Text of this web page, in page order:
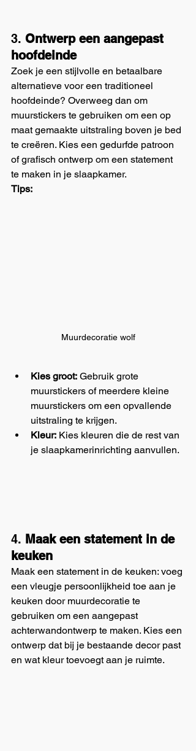
3. Ontwerp een aangepast
hoofdeinde
Zoek je een stijlvolle en betaalbare
alternatieve voor een traditioneel
hoofdeinde? Overweeg dan om
muurstickers te gebruiken om een op
maat gemaakte uitstraling boven je bed
te creëren. Kies een gedurfde patroon
of grafisch ontwerp om een statement
te maken in je slaapkamer.
Tips:
Muurdecoratie wolf
Kies groot: Gebruik grote
muurstickers of meerdere kleine
muurstickers om een opvallende
uitstraling te krijgen.
Kleur: Kies kleuren die de rest van
je slaapkamerinrichting aanvullen.
4. Maak een statement in de
keuken
Maak een statement in de keuken: voeg
een vleugje persoonlijkheid toe aan je
keuken door muurdecoratie te
gebruiken om een aangepast
achterwandontwerp te maken. Kies een
ontwerp dat bij je bestaande decor past
en wat kleur toevoegt aan je ruimte.